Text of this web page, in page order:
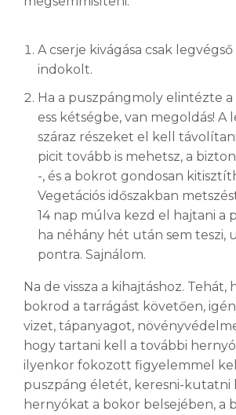
A cserje kivágása csak
indokolt.
Ha a puszpángmoly elintézte
ess kétségbe, van megoldás! A
száraz részeket el kell
picit tovább is mehetsz, a
-, és a bokrot gondosan
Vegetációs időszakban
14 nap múlva kezd el hajtani a
ha néhány hét után sem teszi,
pontra. Sajnálom.
Na de vissza a kihajtáshoz. Tehát,
bokrod a tarrágást követően,
vizet, tápanyagot,
hogy tartani kell a további
ilyenkor fokozott figyelemmel
puszpáng életét, keresni-kutatni
hernyókat a bokor belsejében, a